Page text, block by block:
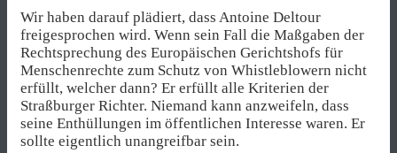
Wir haben darauf plädiert, dass Antoine Deltour
freigesprochen wird. Wenn sein Fall die Maßgaben der
Rechtsprechung des Europäischen Gerichtshofs für
Menschenrechte zum Schutz von Whistleblowern nicht
erfüllt, welcher dann? Er erfüllt alle Kriterien der
Straßburger Richter. Niemand kann anzweifeln, dass
seine Enthüllungen im öffentlichen Interesse waren. Er
sollte eigentlich unangreifbar sein.